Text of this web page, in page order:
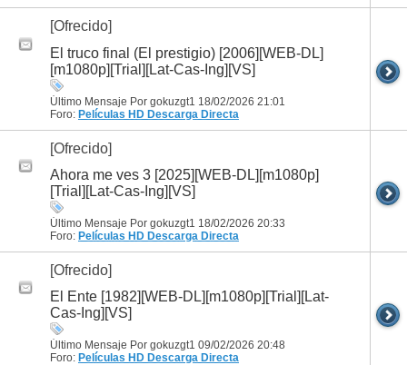
[Ofrecido]
El truco final (El prestigio) [2006][WEB-DL]
[m1080p][Trial][Lat-Cas-Ing][VS]
Último Mensaje Por gokuzgt1 18/02/2026 21:01
Foro: Películas HD Descarga Directa
[Ofrecido]
Ahora me ves 3 [2025][WEB-DL][m1080p]
[Trial][Lat-Cas-Ing][VS]
Último Mensaje Por gokuzgt1 18/02/2026 20:33
Foro: Películas HD Descarga Directa
[Ofrecido]
El Ente [1982][WEB-DL][m1080p][Trial][Lat-
Cas-Ing][VS]
Último Mensaje Por gokuzgt1 09/02/2026 20:48
Foro: Películas HD Descarga Directa